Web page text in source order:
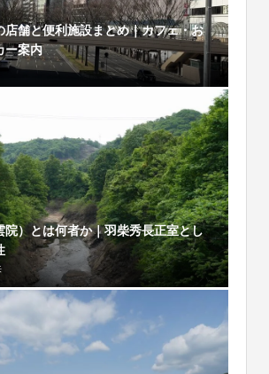
店舗と便利施設まとめ｜カフェ・お
ー案内
院）とは何者か｜羽柴秀長正室とし